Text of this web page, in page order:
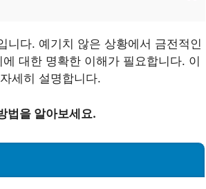
니다. 예기치 않은 상황에서 금전적인
대한 명확한 이해가 필요합니다. 이
세히 설명합니다.
법을 알아보세요.